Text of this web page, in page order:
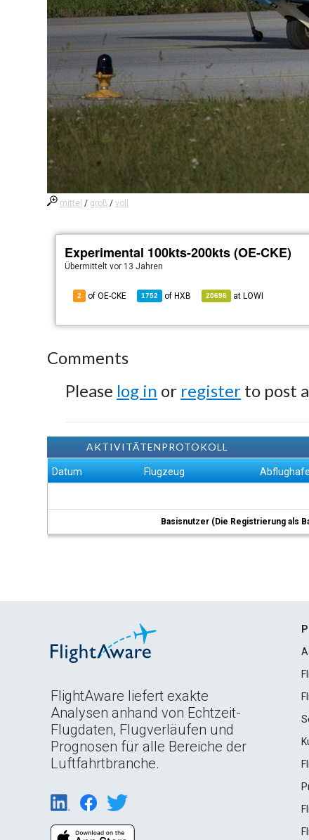
mittel / groß /voll
Experimental 100kts-200kts (OE-CKE)
Übermitteltvor 13 Jahren
2 of OE-CKE 1752 of HXB 20696 at LOWI
Comments
Please log in or register to post
AKTIVITÄTENPROTOKOLL
Datum Flugzeug
Basisnutzer (Die Registrierung als
FlightAware liefert exakte
Analysen anhand von Echtzeit-
Flugdaten, Flugverläufen und
Prognosen für alle Bereiche der
Luftfahrtbranche.